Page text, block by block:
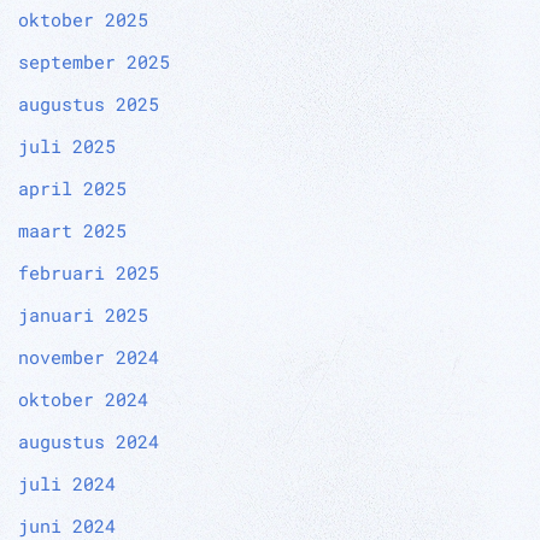
oktober 2025
september 2025
augustus 2025
juli 2025
april 2025
maart 2025
februari 2025
januari 2025
november 2024
oktober 2024
augustus 2024
juli 2024
juni 2024